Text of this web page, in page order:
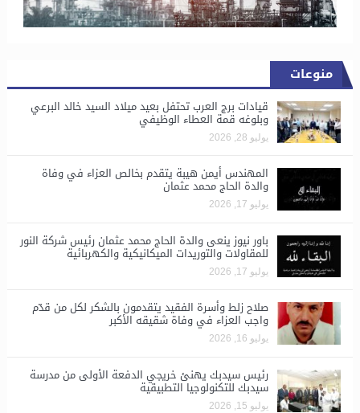
منوعات
قيادات برج العرب تحتفل بعيد ميلاد السيد خالد البرعي
وبلوغه قمة العطاء الوظيفي
يوليو 28, 2026
المهندس أيمن هيبة يتقدم بخالص العزاء في وفاة
والدة الحاج محمد عثمان
يوليو 17, 2026
باور نيوز ينعى والدة الحاج محمد عثمان رئيس شركة النور
للمقاولات والتوريدات الميكانيكية والكهربائية
يوليو 17, 2026
صلاح زلط وأسرة الفقيد يتقدمون بالشكر لكل من قدّم
واجب العزاء في وفاة شقيقه الأكبر
يوليو 16, 2026
رئيس سيدبك يهنئ خريجي الدفعة الأولى من مدرسة
سيدبك للتكنولوجيا التطبيقية
يوليو 15, 2026